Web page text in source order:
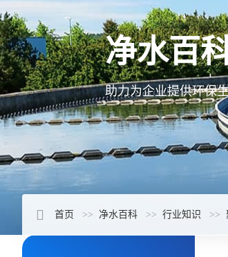
净水百
助力为企业提供环保
首页 净水百科 行业知识